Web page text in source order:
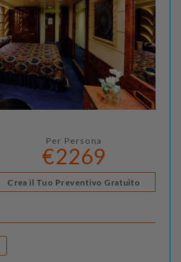
Per Persona
€2269
Crea il Tuo Preventivo Gratuito